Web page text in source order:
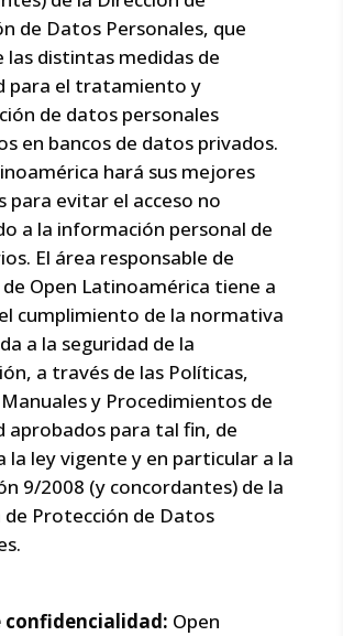
de Datos Personales, que
las distintas medidas de
para el tratamiento y
de datos personales
en bancos de datos privados.
hará sus mejores
para evitar el acceso no
a la información personal de
El área responsable de
Open Latinoamérica tiene a
cumplimiento de la normativa
a la seguridad de la
a través de las Políticas,
y Procedimientos de
aprobados para tal fin, de
la ley vigente y en particular a la
9/2008 (y concordantes) de la
de Protección de Datos
confidencialidad: Open